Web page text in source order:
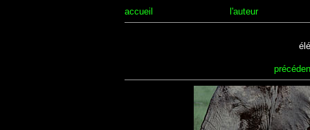
accueil l'auteur